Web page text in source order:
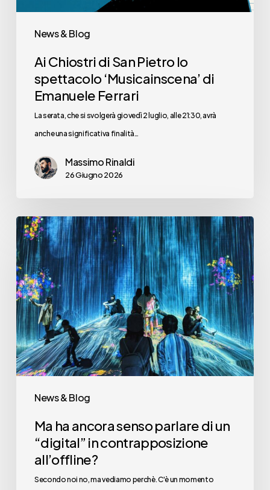
News & Blog
Ferrari
Ai Chiostri di San Pietro lo
spettacolo ‘Musicainscena’ di
Emanuele Ferrari
La serata, che si svolgerà giovedì 2 luglio, alle 21:30, avrà
anche una significativa finalità…
Massimo Rinaldi
26 Giugno 2026
News & Blog
Ma
ha
ancora
senso
parlare
di
un
“digital”
in
all’offline?
Ma ha ancora senso parlare di un
“digital” in contrapposizione
all’offline?
Secondo noi no, ma vediamo perchè. C'è un momento